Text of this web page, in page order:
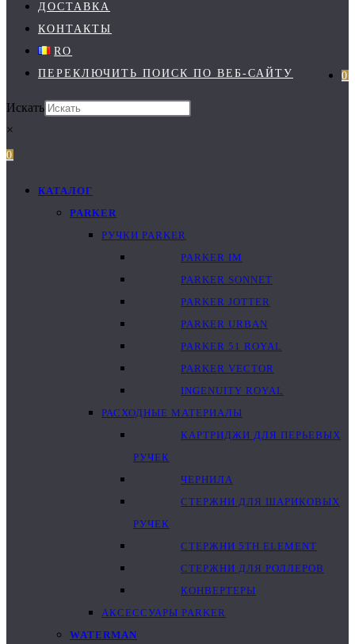
ДОСТАВКА
КОНТАКТЫ
RO
0
ПЕРЕКЛЮЧИТЬ ПОИСК ПО ВЕБ-САЙТУ
Искать
×
0
КАТАЛОГ
PARKER
РУЧКИ PARKER
PARKER IM
PARKER SONNET
PARKER JOTTER
PARKER URBAN
PARKER 51 ROYAL
PARKER VECTOR
INGENUITY ROYAL
РАСХОДНЫЕ МАТЕРИАЛЫ
КАРТРИДЖИ ДЛЯ ПЕРЬЕВЫХ
РУЧЕК
ЧЕРНИЛА
СТЕРЖНИ ДЛЯ ШАРИКОВЫХ
РУЧЕК
СТЕРЖНИ 5TH ELEMENT
СТЕРЖНИ ДЛЯ РОЛЛЕРОВ
КОНВЕРТЕРЫ
АКСЕССУАРЫ PARKER
WATERMAN